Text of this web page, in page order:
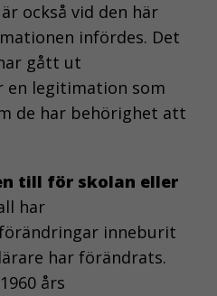
också vid den här
infördes. Det
gått ut
legitimation som
de har behörighet att
till för skolan eller
har
inneburit
har förändrats.
års